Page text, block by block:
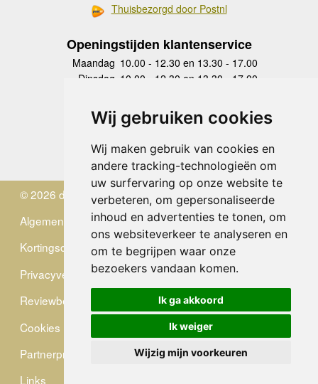
Wij gebruiken cookies
Wij maken gebruik van cookies en
andere tracking-technologieën om
uw surfervaring op onze website te
verbeteren, om gepersonaliseerde
inhoud en advertenties te tonen, om
ons websiteverkeer te analyseren en
om te begrijpen waar onze
bezoekers vandaan komen.
Ik ga akkoord
Ik weiger
Wijzig mijn voorkeuren
Thuisbezorgd door Postnl
Openingstijden klantenservice
Maandag 10.00 - 12.30 en 13.30 - 17.00
Dinsdag 10.00 - 12.30 en 13.30 - 17.00
Donderdag
10.00 - 12.30 en 13.30 - 17.00
Vrijdag 10.00 - 12.30 en 13.30 - 17.00
Zaterdag
gesloten
Zondag gesloten
© 2026 de Zwerver
Algemene Voorwaarden
Kortingscode
Privacyverklaring
Reviewbeleid
Cookies
Partnerprogramma
Links